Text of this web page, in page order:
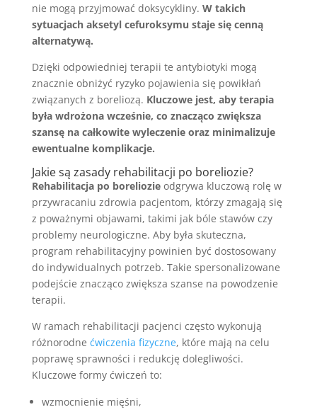
nie mogą przyjmować doksycykliny. W takich
sytuacjach aksetyl cefuroksymu staje się cenną
alternatywą.
Dzięki odpowiedniej terapii te antybiotyki mogą
znacznie obniżyć ryzyko pojawienia się powikłań
związanych z boreliozą. Kluczowe jest, aby terapia
była wdrożona wcześnie, co znacząco zwiększa
szansę na całkowite wyleczenie oraz minimalizuje
ewentualne komplikacje.
Jakie są zasady rehabilitacji po boreliozie?
Rehabilitacja po boreliozieodgrywa kluczową rolę w
przywracaniu zdrowia pacjentom, którzy zmagają się
z poważnymi objawami, takimi jak bóle stawów czy
problemy neurologiczne. Aby była skuteczna,
program rehabilitacyjny powinien być dostosowany
do indywidualnych potrzeb. Takie spersonalizowane
podejście znacząco zwiększa szanse na powodzenie
terapii.
W ramach rehabilitacji pacjenci często wykonują
różnorodne ćwiczenia fizyczne, które mają na celu
poprawę sprawności i redukcję dolegliwości.
Kluczowe formy ćwiczeń to:
wzmocnienie mięśni,